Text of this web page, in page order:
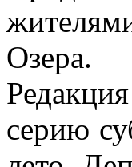
Озера.
серию